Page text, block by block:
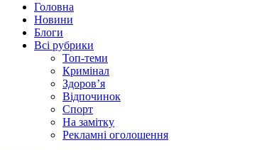
Головна
Новини
Блоги
Всі рубрики
Топ-теми
Кримінал
Здоров’я
Відпочинок
Спорт
На замітку
Рекламні оголошення